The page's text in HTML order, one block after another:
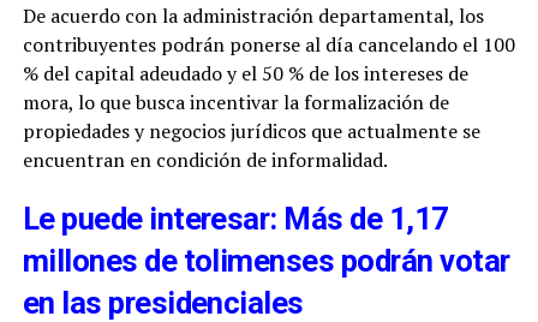
De acuerdo con la administración departamental, los
contribuyentes podrán ponerse al día cancelando el 100
% del capital adeudado y el 50 % de los intereses de
mora, lo que busca incentivar la formalización de
propiedades y negocios jurídicos que actualmente se
encuentran en condición de informalidad.
Le puede interesar: Más de 1,17
millones de tolimenses podrán votar
en las presidenciales